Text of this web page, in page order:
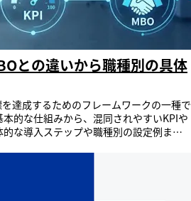
1-5-9 住友不動産芝ビル2号館4階 ●
）9785 ● email：po-
：
テムは「目標設定や評価手続きのため
もの」という側面が強く、どうしても受
また、せっかく蓄積したデータや学習コ
探して使う」必要があり、これが活用の
による人力での督促業務の負担につなが
ら、レビックグローバルは、システム
り添い、次の行動を示唆してくれる「AI
しました。手続きのための管理ツールと
てのユーザーに伴走するパートナーとし
せずに“自然と使いたくなる”タレントマ
的な成長環境の構築を目指します。 「AI
ザーが「SmartSkill HCE」にログイン
ウィンドウとして「AIナビゲーター」が
ザーからの質問を待つ受動的なツールで
との違いから職種別の具体
舞するような目標を設定することが重要です。 STEP2. チーム・部署のOKRに落とし込む 組織全体のOKRが設定されたら、次に各チームや部署のOKRへと落とし込みます。 チームのマネージャーとメンバーが協力し、全社OKRにどのように貢献できるかを考え、自分たちのチームが担うべき目標を定義します。 このプロセスでは、全社OKRとの整合性を保ちつつ、チームの役割や専門性を反映させることが求められます。 チームのOKRは、その下の個人のOKR設定の基盤となるため、具体的で測定可能な内容にする必要があります。 STEP3. 個人のOKRを設定する チームのOKRが固まったら、最終的に個人のOKRを設定します。 各従業員が、チームのOKR達成に向けて自身がどのような役割を果たし、どのような成果を出すべきかを考えます。 この際、上司との1on1などを通じて、目標の難易度や内容についてすり合わせを行うことが重要です。 個人の目標は、チームの目標と連動している必要がありますが、個人の成長やキャリア志向を反映させることで、より高いモチベーションを引き出すことができます。 【関連記事のご紹介】 キャリアパスについては「キャリアパスとは？キャリアパス制度導入のメリットや具体的な設計方法を人事向けに徹底解説！」で詳しく紹介しています。 ぜひご参考ください。 STEP4. 定期的な進捗確認（チェックイン）を行う OKRは設定して終わりではありません。 目標達成に向けた進捗を定期的に確認し、軌道修正を行うプロセスが不可欠です。 これを「チェックイン」と呼び、週に1回程度のミーティングや1on1を通じて行われるのが一般的です。 チェックインでは、進捗状況の共有だけでなく、目標達成を妨げている課題や障害について話し合い、解決策を検討します。 この継続的なコミュニケーションが、OKRマネジメントを機能させる鍵となります。 STEP5. 期間終了後に成果を振り返る 四半期の終了時には、設定したOKRの最終的な成果を振り返ります。 このプロセスでは、単純な達成度の評価だけでなく、「なぜその結果になったのか」という要因分析が重要です。 成功した点はさらに伸ばし、うまくいかなかった点は次のサイクルの学びとして活かします。 チーム全員で成果を称え合う「ウィンセッション」のような場を設けることも、モチベーション維持に効果的です。 この振り返りが、次のOKRマネジメントの質を高めます。 【職種別】OKRの設定例と書き方サンプル OKRを実際に設定する際には、具体的で分かりやすい記述が求められます。 ここでは、主要な職種別にOKRの設定例を簡単に紹介します。 自社の状況に合わせてカスタマイズする際の参考にしてください。 良いOKR例は、誰が見ても目指す方向と成功の基準が明確にわかるものです。 これから紹介するOKR例を参考に、効果的なOKR設定を目指しましょう。 営業職のOKR設定例 営業職のOKR例では、売上目標だけでなく、市場開拓や顧客満足度といった視点も重要になります。 挑戦的でチームを鼓舞するような目標を設定することがポイントです。 O：新規開拓市場において圧倒的なトップシェアを獲得する KR1：ターゲット市場での新規契約件数を前期比150%増の300件にする KR2：新規顧客からのアップセル・クロスセルで5,000万円の売上を創出する KR3：顧客満足度調査でNPSを+20ポイント向上させる エンジニア職のOKR設定例 エンジニア職のOKR例では、新機能開発だけでなく、システムのパフォーマンス改善やユーザー体験の向上といった品質面での目標設定が考えられます。 O：ユーザーに感動を与える、業界最高水準のプロダクト体験を実現する KR1：主要画面のページ表示速度を平均0.5秒以下に改善する KR2：ユーザーテストにおけるタスク完了率を95%以上に引き上げる KR3：致命的なバグの発生件数を四半期でゼロにする 人事部門のOKR設定例 人事部門のOKR例は、採用活動や人材育成、組織文化の醸成など、多岐にわたります。 組織の成長を人材の側面から支える目標を設定します。 O：全従業員が誇りを持ち、成長を実感できる組織を構築する KR1：従業員エンゲージメントサーベイのスコアを全項目で10%向上させる KR2：戦略的に重要なポジションの離職率を3%未満に抑制する KR3：社内公募制度を利用した異動者数を20名創出する マーケティング職のOKR設定例 マーケティング職のOKR例では、リード獲得数のような量的な指標に加え、ブランド認知度や顧客との関係性構築といった質的な目標も重要です。 O：自社ブランドを業界における第一想起の存在にする KR1：Webサイトからのオーガニック検索経由でのリード獲得数を月間1,000件にする KR2：主要キーワードでの検索順位1位表示を10個獲得する KR3：ブランド指名検索数を前年同期比で200%増加させる OKRを導入した企業の取り組み OKRは国内でも複数の企業が公式に取り組みを公表しています。 ここでは、3社がそれぞれ公式に発信している内容をもとに、企業ごとの特徴的な視点を紹介します。 メルカリ｜クリエイティブ組織にOKRを浸透させる工夫 メルカリは、創業間もない時期からOKRを導入した、国内における先駆的な企業の1社です。 同社のデザイン部門が公式ブログで発信した内容によれば、入社するまでOKRという言葉自体を知らなかったメンバーも多く、「GoogleやFacebookも採用している」という触れ込みばかりが先行し、当初はあまり良い印象を持たれていなかったといいます。 また、設定した目標がまったく機能せず形骸化してしまう時期もあったと、率直に振り返られています。 それでも、OKRの運用と組織文化としての浸透を重ねる中で、デザイナーやクリエイティブ職のメンバーにとって、チームや個人の価値を開拓し、キャリアを構築していく上でプラスに働いてきたと結論づけられており、定性的な成果が測りにくい職種でもOKRが機能しうることを示す事例といえます。 ［出典］株式会社メルカリ、「クリエイターとOKR大冒険」Mercari Design Blog、 https://note.com/mercari_design/n/n915bce1f7fe1 Sansan｜エンジニアリング組織での具体的なOKR設定 名刺管理サービスなどを展開するSansanは、公式のテックブログでエンジニアリング組織の取り組みを発信しています。 同社のマスターデータを扱うグループでは、サービス横断的な業務ノウハウが各チームに分散し、開発初期にスピードを優先した設計が運用フェーズでの負債となっているという課題を抱えていました。 この状況を打破するため専任チームを立ち上げ、「運用にかかる工数を月30時間削減する」という定量的なOKRを掲げて、具体的な改善プロジェクトを推進しています。 定性的になりがちなエンジニアリング組織の目標を、あえて工数削減という数値に落とし込んでいる点は、Key Resultsの設定例として参考になります。 ［出典］Sansan株式会社、「運用改善チームとして、月30時間の運用工数削減に取り組んだ話」Sansan Tech Blog、https://buildersbox.corp-sansan.com/entry/2025/08/25/120000 花王｜MBOからOKRへ転換した大手企業の事例 化粧品・トイレタリー製品で国内トップクラスのシェアを持つ花王は、2021年より全社的にOKRを導入しています。 同社の公式発信によれば、花王グループのOKRでは、社員一人ひとりが「世の中をより良くするために、花王グループをより良い企業にするために、仕事を通して達成したいこと」を自ら掲げ、チャレンジを重ねていくとされています。 達成の目安は最低6〜7割とし、さらにその上を目指すワクワクするような挑戦を、社員自らが描くことを重視している点も特徴です。 目標を考える観点として「事業貢献」「ESG」「One team & My Dream」の3つを掲げており、社員個々のOKRは社内に公開されるため、部署や職種の枠を超えて、同じ想いや目標を持つ社員同士がつながれる仕組みになっているといいます。 従業員3万人を超える伝統的な大企業でも、全社的なOKRへの転換が可能であることを示す事例です。 ［出典］花王株式会社、「OKR 社員の活気あふれる職場」、https://www.kao-recruit.jp/about/okr.html OKRの運用を形骸化させないための3つの注意点 OKRは正しく運用すれば強力なツールとなりますが、導入方法や運用を誤ると、形骸化してしまうリスクもあります。 OKRを導入したものの、「ただ目標を立てるだけの儀式になった」「従業員の負担が増えただけだった」という事態は避けなければなりません。 ここでは、そうした失敗を未然に防ぎ、OKRを組織に根付かせるための3つの重要な注意点を解説します。 Key Results（主要な結果）をタスク（ToDo）にしない OKRの運用でよくある間違いが、KRを単なるタスクリストにしてしまうことです。 KRは「何をやるか」ではなく、「どのような成果を出すか」を定義するものでなければなりません。 例えば、「新機能Aを開発する」はタスクですが、「新機能Aによってユーザーの利用時間を15%向上させる」が成果に基づいたKRです。 この区別が曖昧になると、行動そのものが目的化してしまい、本来目指すべき成果が見失われるため難しい点です。 人事評価や報酬と直接結びつけすぎない OKRの達成度を、人事評価や給与・賞与と直接的に結びつけることには注意が必要です。 もし達成度が評価に直結すると、従業員はリスクを避けて達成可能な無難な目標しか設定しなくなります。 これでは、OKRの本来の目的である「挑戦的な目標への挑戦」が阻害されてしまいます。 評価はあくまで1on1などを通じた成長支援の一環と位置づけ、報酬とは切り離して運用することが、挑戦する文化を醸成する上で重要です。 【関連記事のご紹介】 心理的安全性については「心理的安全性の高め方｜ぬるま湯にしない4つの方法と実践メリット」で詳しく紹介しています。 ぜひご参考ください。 高すぎる目標設定でモチベーションを下げない ストレッチゴールはOKRの重要な要素ですが、あまりにも現実離れした目標を設定すると、かえって従業員のモチベーションを低下させる原因になります。 「どうせ達成できない」という無力感が広がり、チーム全体の士気が下がってしまう恐れがあります。 目標は、現在のチームの実力やリソースを考慮した上で、「困難ではあるが、最大限の努力と工夫をすれば達成の可能性がある」と感じられるレベルに設定することが求められます。 データとAIでOKR運用を加速する「SmartSkill HCE」 OKRは、概念自体はシンプルでも、週次のチェックインや進捗の可視化を継続することが運用の負担になりがちです。 AI搭載の人財戦略ツール「SmartSkill HCE」は、こうした運用の負担をAIの力で軽減し、OKRを形骸化させずに定着させることを支援します。 目標管理機能によるOKRの一元管理 SmartSkill HCEの目標管理・評価管理機能は、OKR形式・MBO形式のどちらにも対応しており、期ごとの目標設定から進捗の追跡、評価までを一元管理できます。 承認フローも柔軟にカスタマイズできるため、企業ごとに異なるOKRの運用ルールにも対応可能です。 形骸化を防ぐAIナビゲーターの活用 OKRが形骸化する大きな要因は、日々の業務に追われる中でチェックインや進捗確認が後回しになってしまうことです。 SmartSkill HCEのAIナビゲーターは、ログインするだけで一人ひとりの状況に応じた「次の一手」を先回りして届けます。進捗確認を忘れがちな社員にも、日常的な習慣として自然にOKRの運用が根付く仕組みを支えます。 LMSとの連携で育成効果を検証 OKRのKey Resultsを達成するためには、新しいスキルの習得が必要になる場面も少なくありません。 SmartSkill HCEは、多機能型LMS「SmartSkill Campus」と完全連携しており、目標達成に必要なスキルギャップを可視化した上で、そのまま関連する学習コンテンツにアクセスできます。 学習履歴も自動で連携されるため、OKRの達成度と育成施策の効果をあわせて検証できます。 まとめ OKRとは、組織と個人の目標を連動させ、挑戦的なゴールに向かって一丸となるための目標管理フレームワークです。 KPIやMBOとはその目的や運用方法に違いがあり、正しく理解して導入することが成功の鍵です。 本記事で解説したメリット、導入ステップ、職種別の具体例、そして注意点を参考に、自社の成長を加速させる目標管理の実現を目指してください。 OKRの運用や目標設定に関するよくある質問 OKRとKPIはどのように使い分ければ良いですか？ OKRは挑戦的な目標達成に、KPIは業務プロセスのモニタリングに用います。 OKRをカーナビの「目的地」、KPIを「速度計や燃料計」と捉え、両者を連携させて活用することが重要です。 OKRを人事評価に直接使ってはいけないのはなぜですか？ 評価と直結させると、社員が達成しやすい低い目標しか設定しなくなり、OKR本来の「挑戦を促す」目的が失われるためです。 評価はあくまで成長支援の一環とすべきです。 OKRで設定する目標の達成率は、なぜ60〜70%が理想とされるのですか？